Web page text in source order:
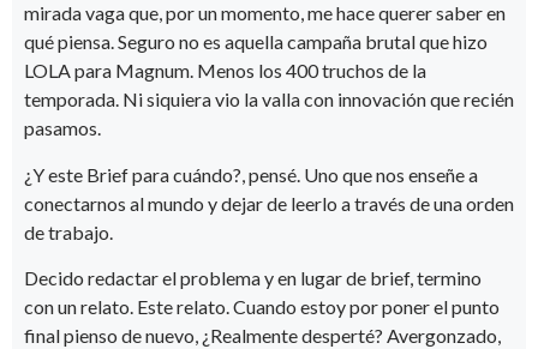
mirada vaga que, por un momento, me hace querer saber en
qué piensa. Seguro no es aquella campaña brutal que hizo
LOLA para Magnum. Menos los 400 truchos de la
temporada. Ni siquiera vio la valla con innovación que recién
pasamos.
¿Y este Brief para cuándo?, pensé. Uno que nos enseñe a
conectarnos al mundo y dejar de leerlo a través de una orden
de trabajo.
Decido redactar el problema y en lugar de brief, termino
con un relato. Este relato. Cuando estoy por poner el punto
final pienso de nuevo, ¿Realmente desperté? Avergonzado,